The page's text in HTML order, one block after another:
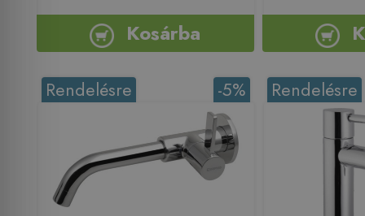
Kosárba
-5%
Rendelésre Rendelésre